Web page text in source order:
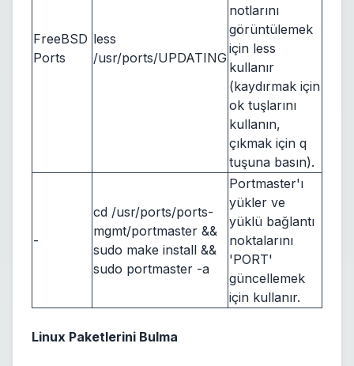
FreeBSD
Ports
less
/usr/ports/UPDATING
notlarını
görüntülemek
için less
kullanır
(kaydırmak için
ok tuşlarını
kullanın,
çıkmak için q
tuşuna basın).
-
cd /usr/ports/ports-
mgmt/portmaster &&
sudo make install &&
sudo portmaster -a
Portmaster'ı
yükler ve
yüklü bağlantı
noktalarını
'PORT'
güncellemek
için kullanır.
Linux Paketlerini Bulma